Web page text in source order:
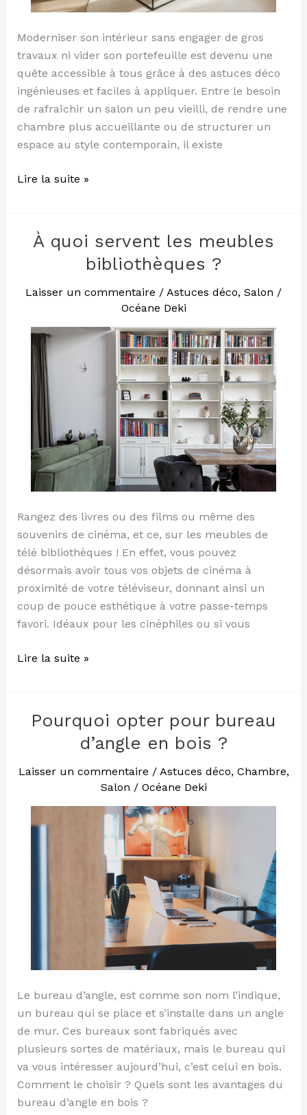
Moderniser son intérieur sans engager de gros
travaux ni vider son portefeuille est devenu une
quête accessible à tous grâce à des astuces déco
ingénieuses et faciles à appliquer. Entre le besoin
de rafraîchir un salon un peu vieilli, de rendre une
chambre plus accueillante ou de structurer un
espace au style contemporain, il existe
Lire la suite »
À quoi servent les meubles
bibliothèques ?
Laisser un commentaire / Astuces déco, Salon /
Océane Deki
Rangez des livres ou des films ou même des
souvenirs de cinéma, et ce, sur les meubles de
télé bibliothèques ! En effet, vous pouvez
désormais avoir tous vos objets de cinéma à
proximité de votre téléviseur, donnant ainsi un
coup de pouce esthétique à votre passe-temps
favori. Idéaux pour les cinéphiles ou si vous
les
bibliothèques
Lire la suite »
Pourquoi opter pour bureau
d’angle en bois ?
Laisser un commentaire / Astuces déco, Chambre,
Salon / Océane Deki
Le bureau d’angle, est comme son nom l’indique,
un bureau qui se place et s’installe dans un angle
de mur. Ces bureaux sont fabriqués avec
plusieurs sortes de matériaux, mais le bureau qui
va vous intéresser aujourd’hui, c’est celui en bois.
Comment le choisir ? Quels sont les avantages du
bureau d’angle en bois ?
Pourquoi
bureau
bois